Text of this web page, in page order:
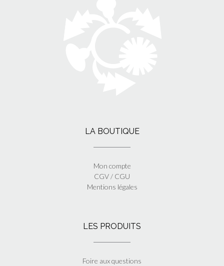
LA BOUTIQUE
Mon compte
CGV / CGU
Mentions légales
LES PRODUITS
Foire aux questions